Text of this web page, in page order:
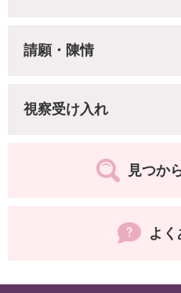
請願・陳情
視察受け入れ
見つか
よく